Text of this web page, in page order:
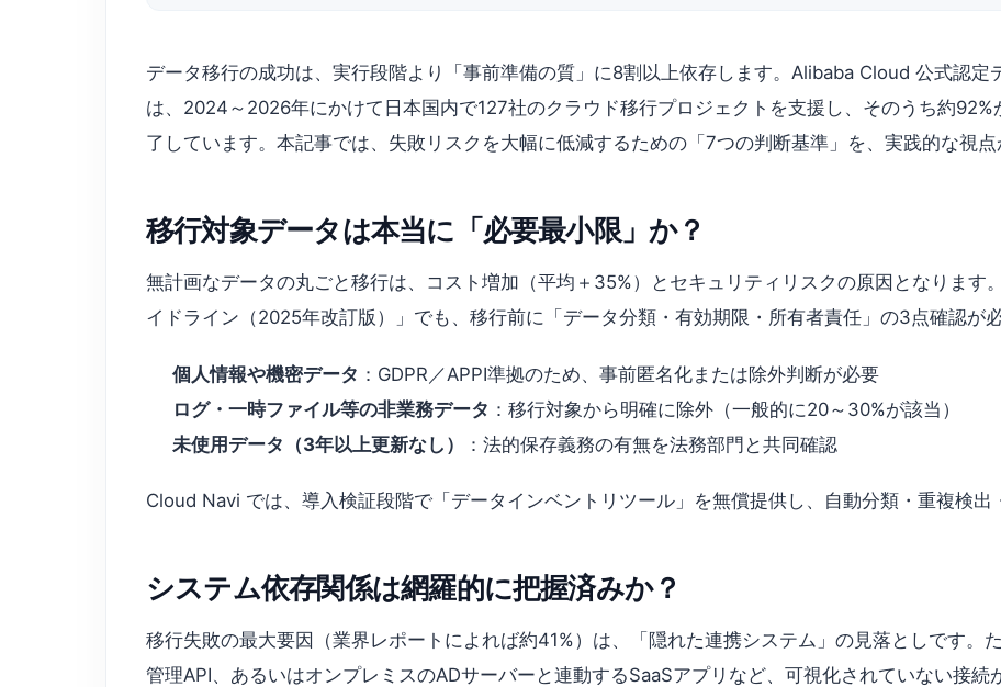
データ移行の成功は、実行段階より「事前準備の質」に8割以上依存します。Alibaba Cloud 公式認
は、2024～2026年にかけて日本国内で127社のクラウド移行プロジェクトを支援し、そのうち約
了しています。本記事では、失敗リスクを大幅に低減するための「7つの判断基準」を、実践的な視点
移行対象データは本当に「必要最小限」か？
無計画なデータの丸ごと移行は、コスト増加（平均＋35%）とセキュリティリスクの原因となります
イドライン（2025年改訂版）」でも、移行前に「データ分類・有効期限・所有者責任」の3点確認が
個人情報や機密データ ：GDPR／APPI準拠のため、事前匿名化または除外判断が必要
ログ・一時ファイル等の非業務データ ：移行対象から明確に除外（一般的に20～30%が該当）
未使用データ（3年以上更新なし）
：法的保存義務の有無を法務部門と共同確認
Cloud Navi では、導入検証段階で「データインベントリツール」を無償提供し、自動分類・重複検出
システム依存関係は網羅的に把握済みか？
移行失敗の最大要因（業界レポートによれば約41%）は、「隠れた連携システム」の見落としです。
管理API、あるいはオンプレミスのADサーバーと連動するSaaSアプリなど、可視化されていない接続